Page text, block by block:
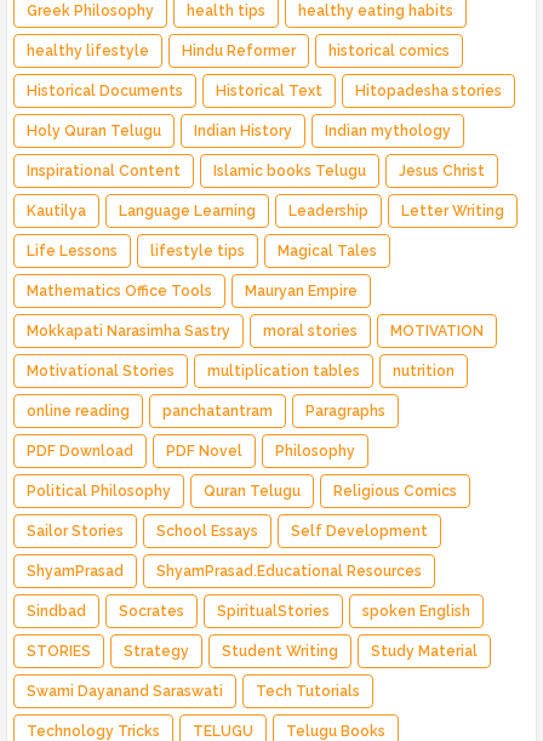
Greek Philosophy health tips healthy eating habits
healthy lifestyle Hindu Reformer historical comics
Historical Documents Historical Text Hitopadesha stories
Holy Quran Telugu Indian History Indian mythology
Inspirational Content Islamic books Telugu Jesus Christ
Kautilya Language Learning Leadership Letter Writing
Life Lessons lifestyle tips Magical Tales
Mathematics Office Tools Mauryan Empire
Mokkapati Narasimha Sastry moral stories MOTIVATION
Motivational Stories multiplication tables nutrition
online reading panchatantram Paragraphs
PDF Download PDF Novel Philosophy
Political Philosophy Quran Telugu Religious Comics
Sailor Stories School Essays Self Development
ShyamPrasad ShyamPrasad.Educational Resources
Sindbad Socrates SpiritualStories spoken English
STORIES Strategy Student Writing Study Material
Swami Dayanand Saraswati Tech Tutorials
Technology Tricks TELUGU Telugu Books